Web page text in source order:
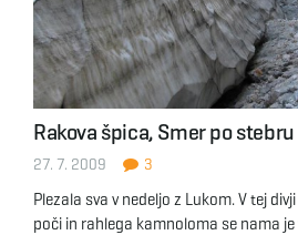
Rakova špica, Smer po stebru
27. 7. 2009 3
Plezala sva v nedeljo z Lukom. V tej
poči in rahlega kamnoloma se nama je